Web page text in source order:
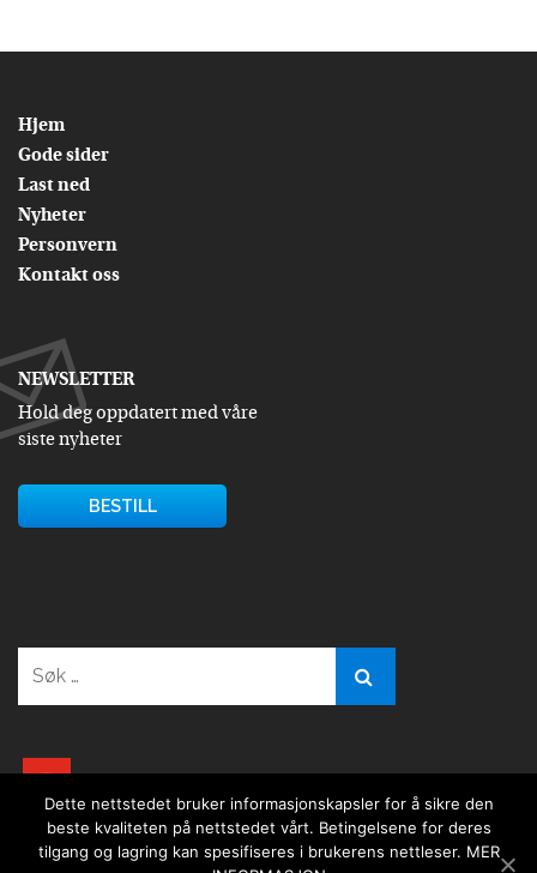
Hjem
Gode sider
Last ned
Nyheter
Personvern
Kontakt oss
NEWSLETTER
Hold deg oppdatert med våre
siste nyheter
BESTILL
youtube
Dette nettstedet bruker informasjonskapsler for å sikre den
beste kvaliteten på nettstedet vårt. Betingelsene for deres
tilgang og lagring kan spesifiseres i brukerens nettleser. MER